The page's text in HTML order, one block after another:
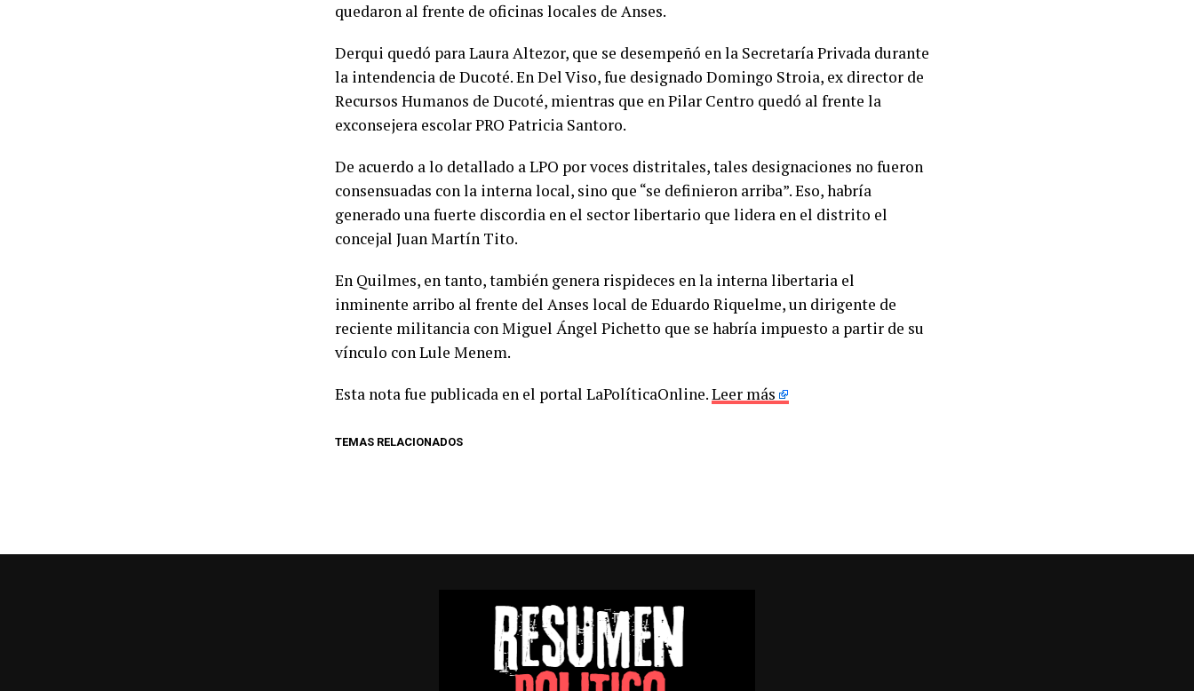
quedaron al frente de oficinas locales de Anses.
Derqui quedó para Laura Altezor, que se desempeñó en la Secretaría Privada durante
la intendencia de Ducoté. En Del Viso, fue designado Domingo Stroia, ex director de
Recursos Humanos de Ducoté, mientras que en Pilar Centro quedó al frente la
exconsejera escolar PRO Patricia Santoro.
De acuerdo a lo detallado a LPO por voces distritales, tales designaciones no fueron
consensuadas con la interna local, sino que “se definieron arriba”. Eso, habría
generado una fuerte discordia en el sector libertario que lidera en el distrito el
concejal Juan Martín Tito.
En Quilmes, en tanto, también genera rispideces en la interna libertaria el
inminente arribo al frente del Anses local de Eduardo Riquelme, un dirigente de
reciente militancia con Miguel Ángel Pichetto que se habría impuesto a partir de su
vínculo con Lule Menem.
Esta nota fue publicada en el portal LaPolíticaOnline.Leer más
TEMAS RELACIONADOS